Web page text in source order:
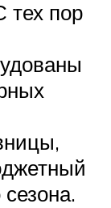
пор